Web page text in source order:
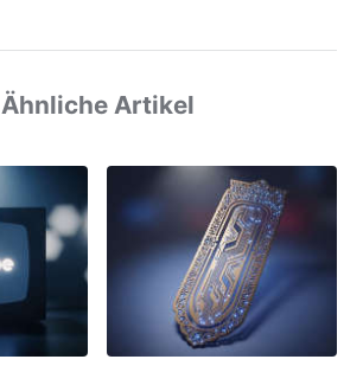
Ähnliche Artikel